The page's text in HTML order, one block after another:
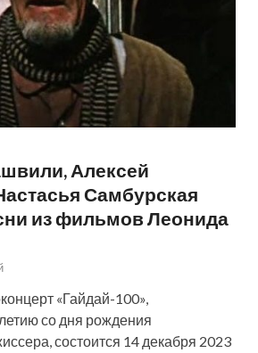
Алексей
Самбурская
из фильмов Леонида
«Гайдай-100»,
со дня рождения
состоится 14 декабря 2023